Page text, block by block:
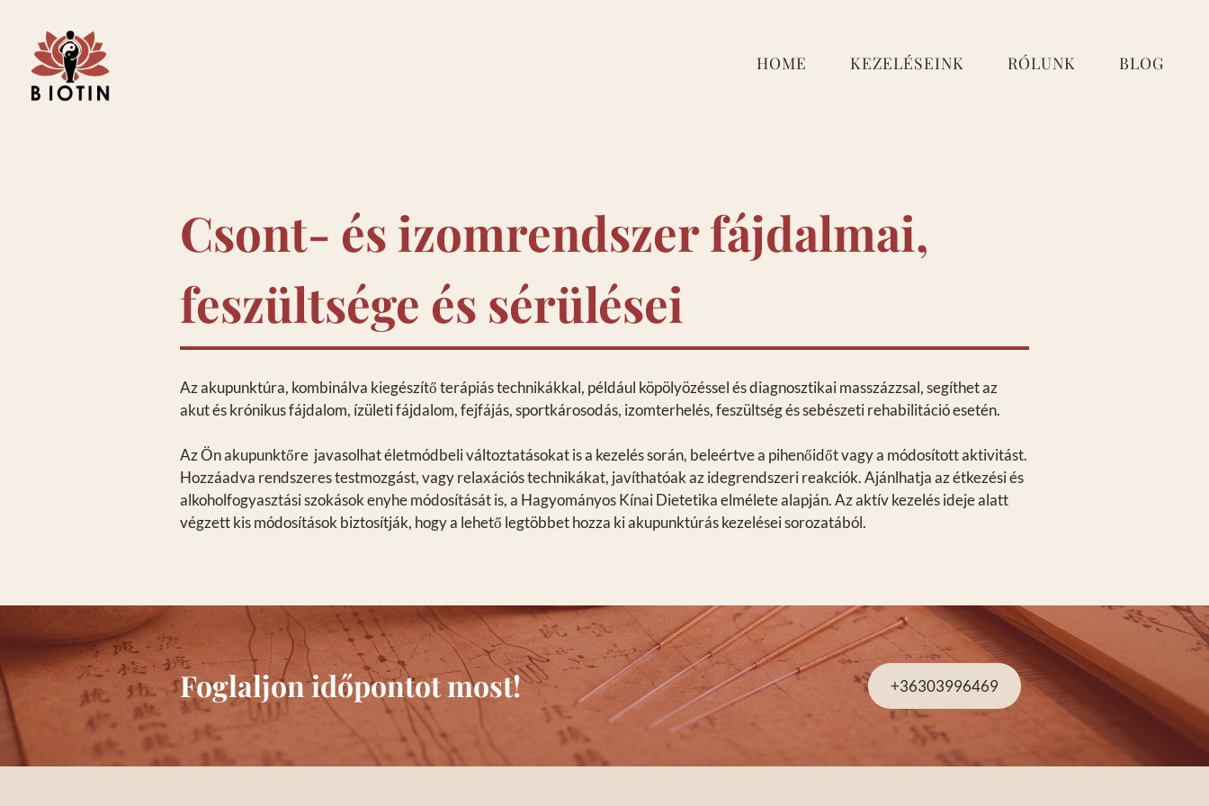
HOME KEZELÉSEINK RÓLUNK BLOG
Csont- és izomrendszer fájdalmai,
feszültsége és sérülései
Az akupunktúra, kombinálva kiegészítő terápiás technikákkal, például köpölyözéssel és diagnosztikai masszázzsal, segíthet az
akut és krónikus fájdalom, ízületi fájdalom, fejfájás, sportkárosodás, izomterhelés, feszültség és sebészeti rehabilitáció esetén.
Az Ön akupunktőre javasolhat életmódbeli változtatásokat is a kezelés során, beleértve a pihenőidőt vagy a módosított aktivitást.
Hozzáadva rendszeres testmozgást, vagy relaxációs technikákat, javíthatóak az idegrendszeri reakciók. Ajánlhatja az étkezési és
alkoholfogyasztási szokások enyhe módosítását is, a Hagyományos Kínai Dietetika elmélete alapján. Az aktív kezelés ideje alatt
végzett kis módosítások biztosítják, hogy a lehető legtöbbet hozza ki akupunktúrás kezelései sorozatából.
Foglaljon időpontot most! +36303996469